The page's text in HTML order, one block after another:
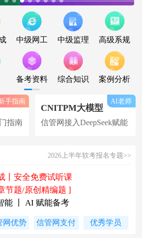
中级网工 中级监理 高级系规
备考资料 综合知识 案例分析
指南
手指南
CNITPM大模型
信管网接入DeepSeek赋能
AI老师
2026上半年软考报名专题>>
丨安全免费试听课
节题/原创精编题 ]
能 丨 AI 赋能备考
作招聘(全职/兼职)
网优势 信管网支付 优秀学员